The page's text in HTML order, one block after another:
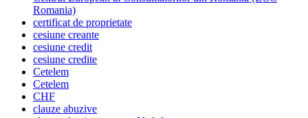
Romania)
certificat de proprietate
cesiune creante
cesiune credit
cesiune credite
Cetelem
Cetelem
CHF
clauze abuzive